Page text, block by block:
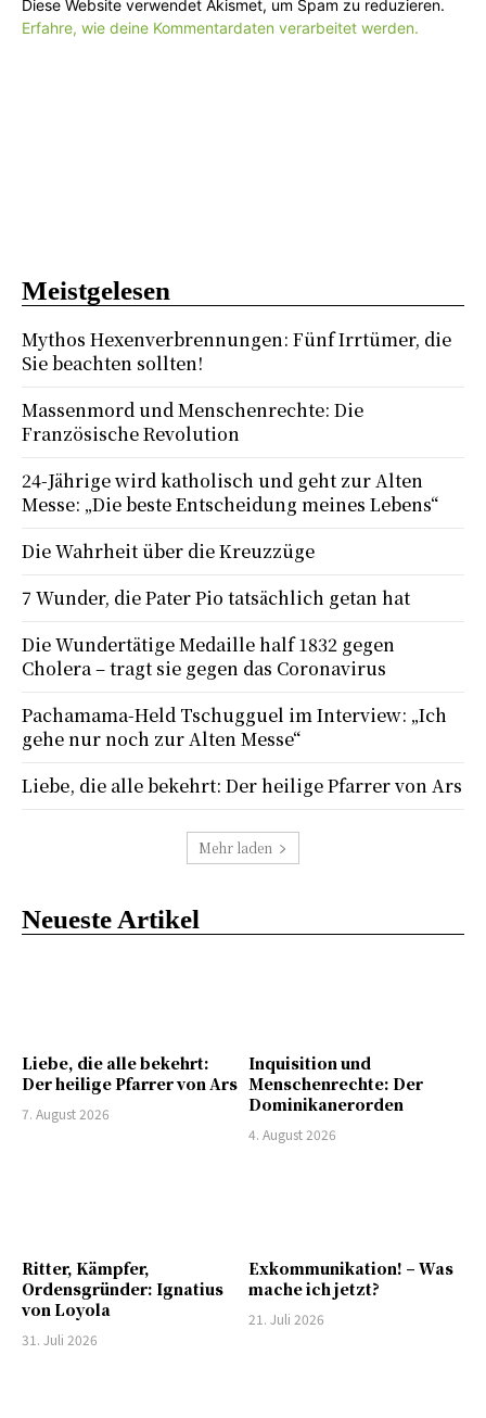
Diese Website verwendet Akismet, um Spam zu reduzieren.
Erfahre, wie deine Kommentardaten verarbeitet werden.
Neueste Artikel
Liebe, die alle bekehrt:
Der heilige Pfarrer von Ars
7. August 2026
Inquisition und
Menschenrechte: Der
Dominikanerorden
4. August 2026
Ritter, Kämpfer,
Ordensgründer: Ignatius
von Loyola
31. Juli 2026
Exkommunikation! – Was
mache ich jetzt?
21. Juli 2026
Meistgelesen
Mythos Hexenverbrennungen: Fünf Irrtümer, die
Sie beachten sollten!
Massenmord und Menschenrechte: Die
Französische Revolution
24-Jährige wird katholisch und geht zur Alten
Messe: „Die beste Entscheidung meines Lebens“
Die Wahrheit über die Kreuzzüge
7 Wunder, die Pater Pio tatsächlich getan hat
Die Wundertätige Medaille half 1832 gegen
Cholera – tragt sie gegen das Coronavirus
Pachamama-Held Tschugguel im Interview: „Ich
gehe nur noch zur Alten Messe“
Liebe, die alle bekehrt: Der heilige Pfarrer von Ars
Mehr laden